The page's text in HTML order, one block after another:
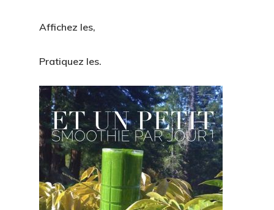
Affichez les,
Pratiquez les.